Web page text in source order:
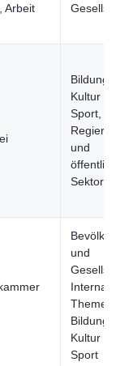
Arbeit
Bildung,
Kultur
Sport,
und
Sektor
und
Themen,
Bildung,
Kultur
Sport